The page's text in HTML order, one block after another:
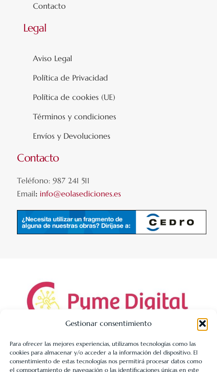
Gestionar consentimiento
Para ofrecer las mejores experiencias, utilizamos tecnologías como las
cookies para almacenar y/o acceder a la información del dispositivo. El
consentimiento de estas tecnologías nos permitirá procesar datos como
el comportamiento de navegación o las identificaciones únicas en este
Contacto
Legal
Aviso Legal
Política de Privacidad
Política de cookies (UE)
Términos y condiciones
Envíos y Devoluciones
Contacto
Teléfono: 987 241 511
Email: info@eolasediciones.es
LIBRERÍA UNIVERSITARIA LEÓN 1980 SLL ha sido beneficiaria
de Fondos Europeos, cuyo objetivo es la mejora de la